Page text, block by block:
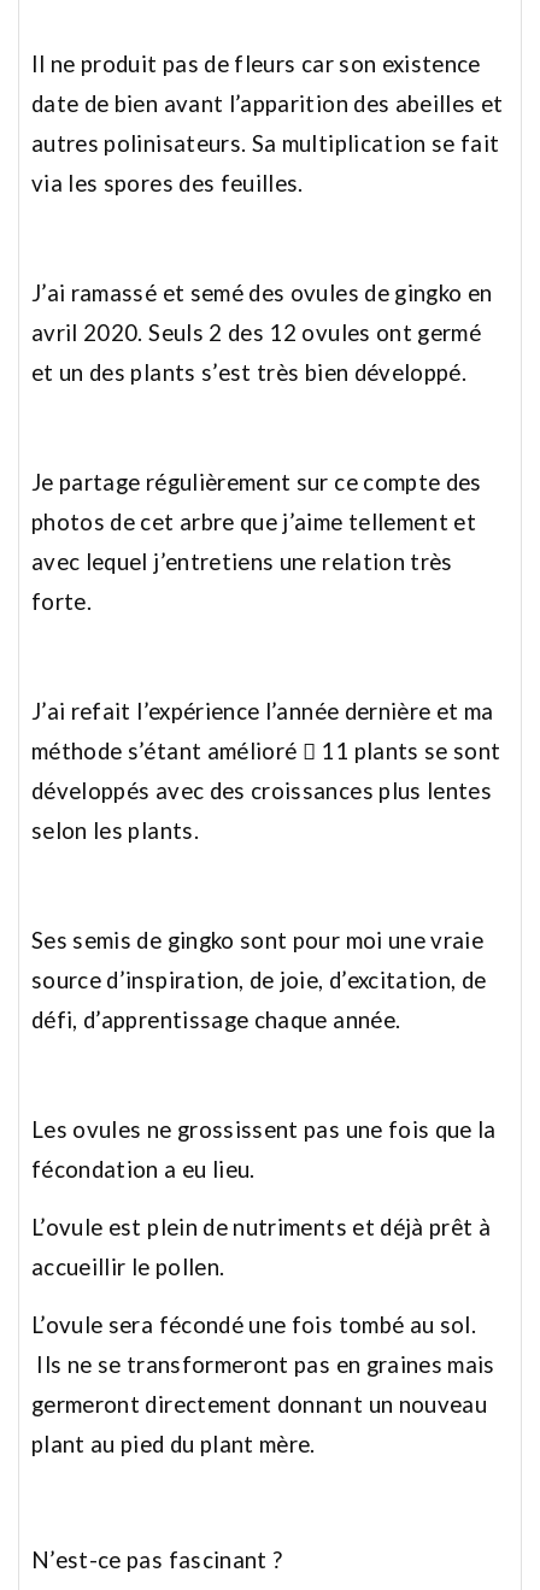
Il ne produit pas de fleurs car son existence
date de bien avant l’apparition des abeilles et
autres polinisateurs. Sa multiplication se fait
via les spores des feuilles.
J’ai ramassé et semé des ovules de gingko en
avril 2020. Seuls 2 des 12 ovules ont germé
et un des plants s’est très bien développé.
Je partage régulièrement sur ce compte des
photos de cet arbre que j’aime tellement et
avec lequel j’entretiens une relation très
forte.
J’ai refait l’expérience l’année dernière et ma
méthode s’étant amélioré  11 plants se sont
développés avec des croissances plus lentes
selon les plants.
Ses semis de gingko sont pour moi une vraie
source d’inspiration, de joie, d’excitation, de
défi, d’apprentissage chaque année.
Les ovules ne grossissent pas une fois que la
fécondation a eu lieu.
L’ovule est plein de nutriments et déjà prêt à
accueillir le pollen.
L’ovule sera fécondé une fois tombé au sol.
Ils ne se transformeront pas en graines mais
germeront directement donnant un nouveau
plant au pied du plant mère. ⠀
N’est-ce pas fascinant ?⠀